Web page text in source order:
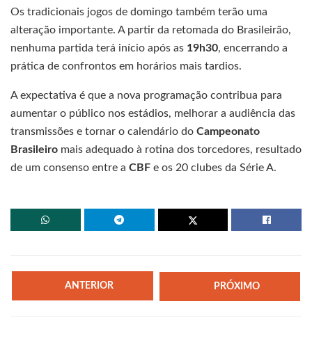
Os tradicionais jogos de domingo também terão uma
alteração importante. A partir da retomada do Brasileirão,
nenhuma partida terá início após as 19h30, encerrando a
prática de confrontos em horários mais tardios.
A expectativa é que a nova programação contribua para
aumentar o público nos estádios, melhorar a audiência das
transmissões e tornar o calendário do Campeonato
Brasileiro mais adequado à rotina dos torcedores, resultado
de um consenso entre a CBF e os 20 clubes da Série A.
ANTERIOR PRÓXIMO